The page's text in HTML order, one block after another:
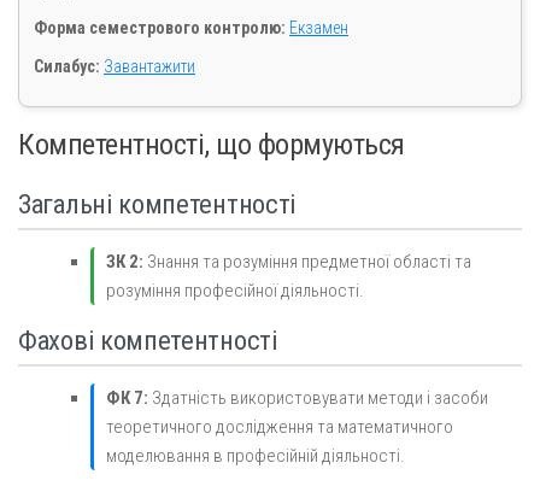
Форма семестрового контролю: Екзамен
Силабус: Завантажити
Компетентності, що формуються
Загальні компетентності
ЗК 2: Знання та розуміння предметної області та
розуміння професійної діяльності.
Фахові компетентності
ФК 7: Здатність використовувати методи і засоби
теоретичного дослідження та математичного
моделювання в професійній діяльності.